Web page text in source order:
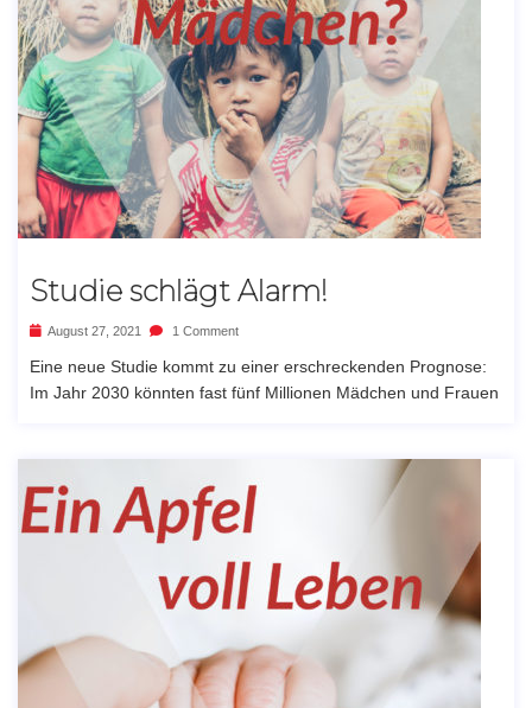
Studie schlägt Alarm!
August 27, 2021 1 Comment
Eine neue Studie kommt zu einer erschreckenden Prognose:
Im Jahr 2030 könnten fast fünf Millionen Mädchen und Frauen